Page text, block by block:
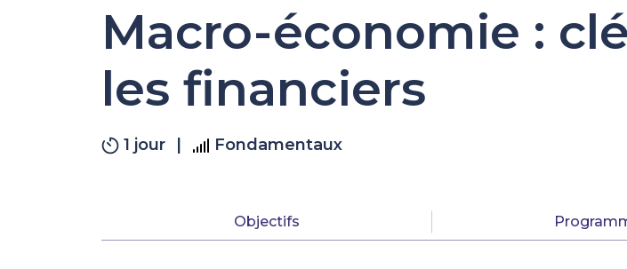
Macro-économie :
les financiers
1 jour Fondamentaux
Objectifs